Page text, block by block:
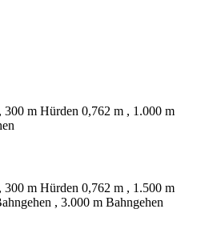
m Hürden 0,762 m , 1.000 m
m Hürden 0,762 m , 1.500 m
, 3.000 m Bahngehen